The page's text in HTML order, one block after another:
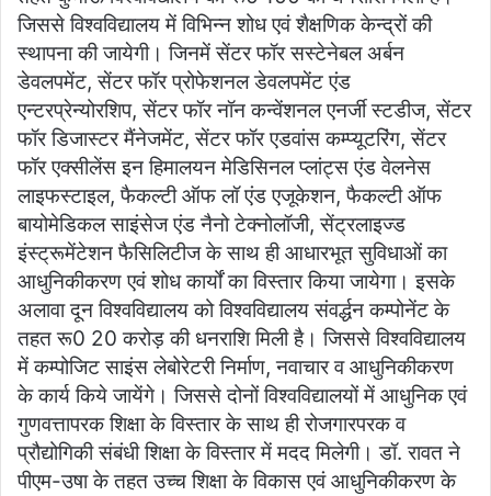
जिससे विश्वविद्यालय में विभिन्न शोध एवं शैक्षणिक केन्द्रों की
स्थापना की जायेगी। जिनमें सेंटर फॉर सस्टेनेबल अर्बन
डेवलपमेंट, सेंटर फॉर प्रोफेशनल डेवलपमेंट एंड
एन्टरप्रेन्योरशिप, सेंटर फॉर नॉन कन्वेंशनल एनर्जी स्टडीज, सेंटर
फॉर डिजास्टर मैंनेजमेंट, सेंटर फॉर एडवांस कम्प्यूटरिंग, सेंटर
फॉर एक्सीलेंस इन हिमालयन मेडिसिनल प्लांट्स एंड वेलनेस
लाइफस्टाइल, फैकल्टी ऑफ लॉ एंड एजूकेशन, फैकल्टी ऑफ
बायोमेडिकल साइंसेज एंड नैनो टेक्नोलॉजी, सेंट्रलाइज्ड
इंस्ट्रूमेंटेशन फैसिलिटीज के साथ ही आधारभूत सुविधाओं का
आधुनिकीकरण एवं शोध कार्यों का विस्तार किया जायेगा। इसके
अलावा दून विश्वविद्यालय को विश्वविद्यालय संवर्द्धन कम्पोनेंट के
तहत रू0 20 करोड़ की धनराशि मिली है। जिससे विश्वविद्यालय
में कम्पोजिट साइंस लेबोरेटरी निर्माण, नवाचार व आधुनिकीकरण
के कार्य किये जायेंगे। जिससे दोनों विश्वविद्यालयों में आधुनिक एवं
गुणवत्तापरक शिक्षा के विस्तार के साथ ही रोजगारपरक व
प्रौद्योगिकी संबंधी शिक्षा के विस्तार में मदद मिलेगी। डॉ. रावत ने
पीएम-उषा के तहत उच्च शिक्षा के विकास एवं आधुनिकीकरण के